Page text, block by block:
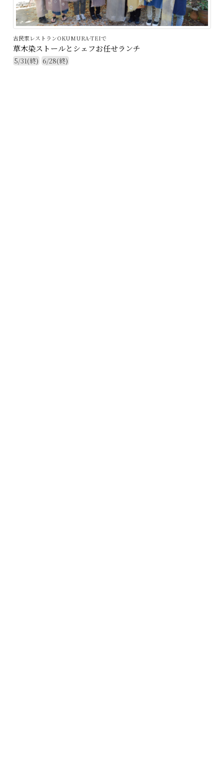
古民家レストランOKUMURA-TEIで
草木染ストールとシェフお任せランチ
5/31(終) 6/28(終)